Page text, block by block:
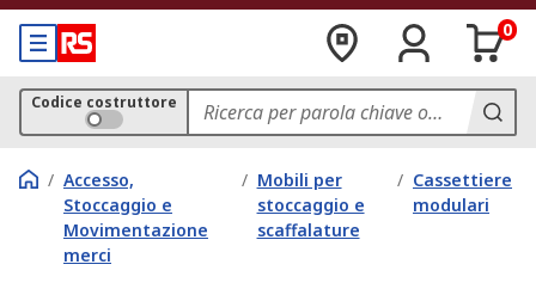
0
Codice costruttore
/ Accesso,
Stoccaggio e
Movimentazione
merci
/ Mobili per
stoccaggio e
scaffalature
/ Cassettiere
modulari